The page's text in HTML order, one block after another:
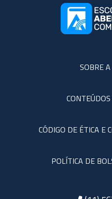
SOBRE
CÓDIGO DE ÉTICA E
POLÍTICA DE